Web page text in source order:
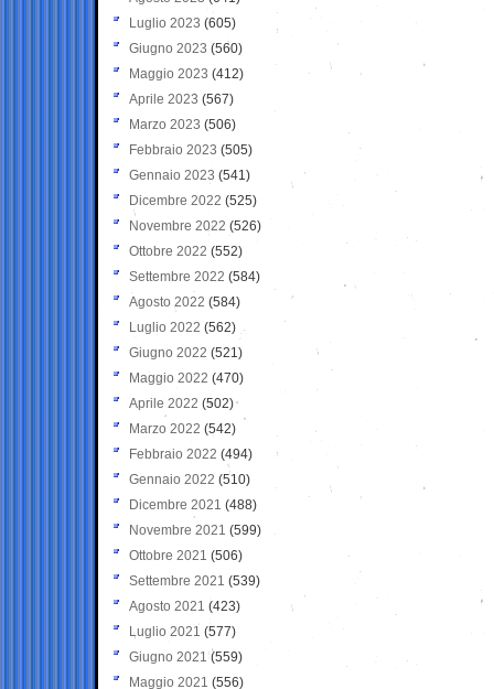
Luglio 2023 (605)
Giugno 2023 (560)
Maggio 2023 (412)
Aprile 2023 (567)
Marzo 2023 (506)
Febbraio 2023 (505)
Gennaio 2023 (541)
Dicembre 2022 (525)
Novembre 2022 (526)
Ottobre 2022 (552)
Settembre 2022 (584)
Agosto 2022 (584)
Luglio 2022 (562)
Giugno 2022 (521)
Maggio 2022 (470)
Aprile 2022 (502)
Marzo 2022 (542)
Febbraio 2022 (494)
Gennaio 2022 (510)
Dicembre 2021 (488)
Novembre 2021 (599)
Ottobre 2021 (506)
Settembre 2021 (539)
Agosto 2021 (423)
Luglio 2021 (577)
Giugno 2021(559)
Maggio 2021 (556)